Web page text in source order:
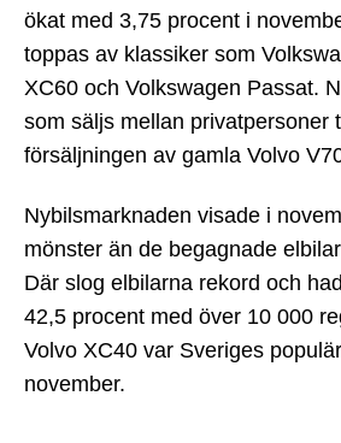
ökat med 3,75 procent i
toppas av klassiker som
XC60 och Volkswagen Passat.
som säljs mellan privatpersoner
försäljningen av gamla Volvo
Nybilsmarknaden visade i
mönster än de begagnade
Där slog elbilarna rekord och
42,5 procent med över 10 000
Volvo XC40 var Sveriges
november.